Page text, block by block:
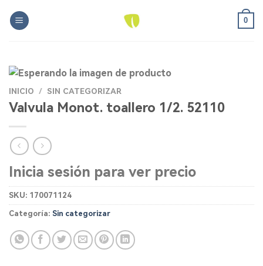
0
INICIO / SIN CATEGORIZAR
Valvula Monot. toallero 1/2. 52110
Inicia sesión para ver precio
SKU: 170071124
Categoría: Sin categorizar